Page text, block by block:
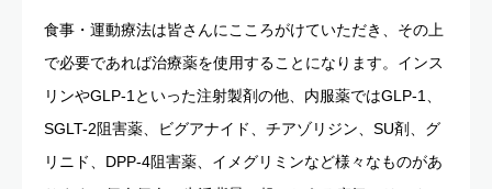
食事・運動療法は皆さんにこころがけていただき、その上
で必要であれば治療薬を使用することになります。インス
リンやGLP-1といった注射製剤の他、内服薬ではGLP-1、
SGLT-2阻害薬、ビグアナイド、チアゾリジン、SU剤、グ
リニド、DPP-4阻害薬、イメグリミンなど様々なものがあ